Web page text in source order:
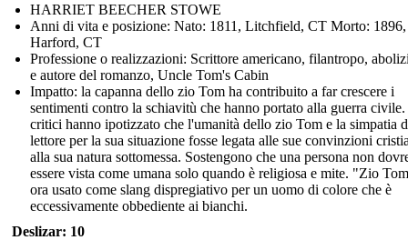
HARRIET BEECHER STOWE
Anni di vita e posizione: Nato: 1811, Litchfield, CT Morto: 1896,
Harford, CT
Professione o realizzazioni: Scrittore americano, filantropo,
e autore del romanzo, Uncle Tom's Cabin
Impatto: la capanna dello zio Tom ha contribuito a far crescere i
sentimenti contro la schiavitù che hanno portato alla guerra
critici hanno ipotizzato che l'umanità dello zio Tom e la simpatia
lettore per la sua situazione fosse legata alle sue convinzioni
alla sua natura sottomessa. Sostengono che una persona non
essere vista come umana solo quando è religiosa e mite. "Zio
ora usato come slang dispregiativo per un uomo di colore che è
eccessivamente obbediente ai bianchi.
Deslizar: 10